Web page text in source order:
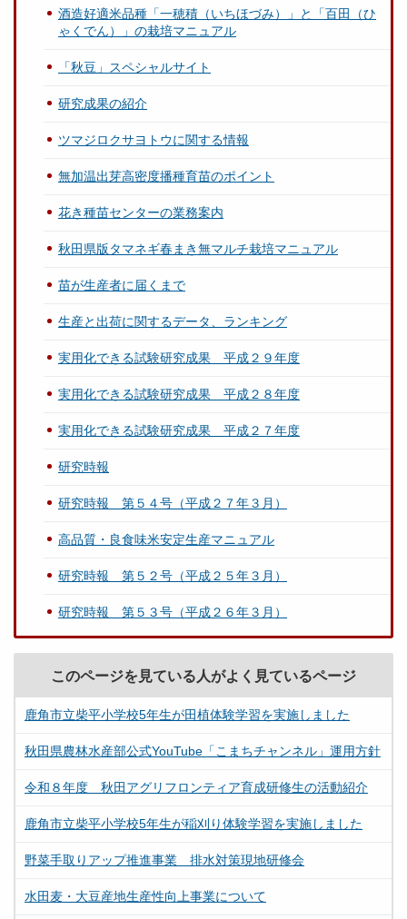
酒造好適米品種「一穂積（いちほづみ）」と「百田（ひ
ゃくでん）」の栽培マニュアル
「秋豆」スペシャルサイト
研究成果の紹介
ツマジロクサヨトウに関する情報
無加温出芽高密度播種育苗のポイント
花き種苗センターの業務案内
秋田県版タマネギ春まき無マルチ栽培マニュアル
苗が生産者に届くまで
生産と出荷に関するデータ、ランキング
実用化できる試験研究成果 平成２９年度
実用化できる試験研究成果 平成２８年度
実用化できる試験研究成果 平成２７年度
研究時報
研究時報 第５４号（平成２７年３月）
高品質・良食味米安定生産マニュアル
研究時報 第５２号（平成２５年３月）
研究時報 第５３号（平成２６年３月）
このページを見ている人がよく見ているページ
鹿角市立柴平小学校5年生が田植体験学習を実施しました
秋田県農林水産部公式YouTube「こまちチャンネル」運用方針
令和８年度 秋田アグリフロンティア育成研修生の活動紹介
鹿角市立柴平小学校5年生が稲刈り体験学習を実施しました
野菜手取りアップ推進事業 排水対策現地研修会
水田麦・大豆産地生産性向上事業について